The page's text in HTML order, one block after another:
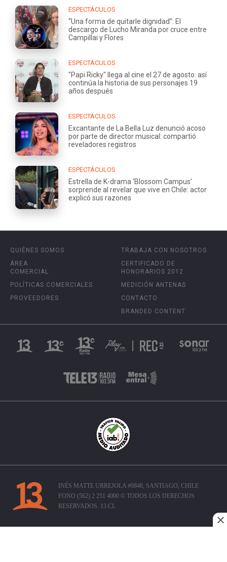
ESPECTÁCULOS
“Una forma de quitarle dignidad”: El
descargo de Lucho Miranda por cruce entre
Campillai y Flores
ESPECTÁCULOS
"Papi Ricky" llega al cine el 27 de agosto: así
continúa la historia de sus personajes 19
años después
ESPECTÁCULOS
Excantante de La Bella Luz denunció acoso
por parte de director musical: compartió
reveladores registros
ESPECTÁCULOS
Estrella de K-drama ‘Blossom Campus’
sorprende al revelar que vive en Chile: actor
explicó sus razones
QUIÉNES SOMOS
ÁREA
COMERCIAL
POLÍTICAS COMERCIALES
PROVEEDORES
TRABAJA CON NOSOTROS
CERTIFICADO DE
HONORARIOS 2012
MEDICIÓN ANTENAS
CONTACTO
BRANDED CONTENT
INÉS MATTE URREJOLA #0848, SANTIAGO, CHILE
FONO (562) 2 251 4000 © TODOS LOS DERECHOS
RESERVADOS. 13.CL